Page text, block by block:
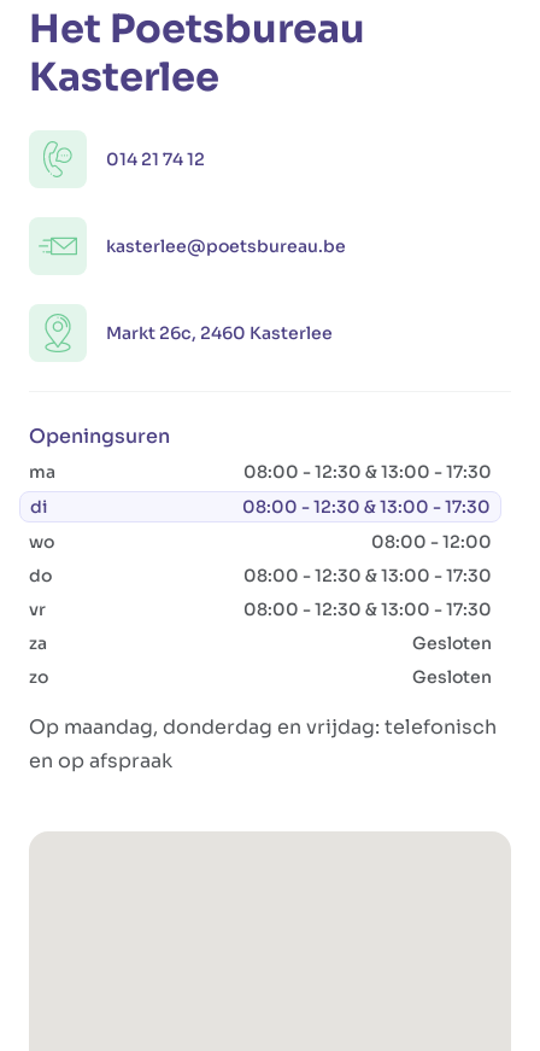
Het Poetsbureau
Kasterlee
014 21 74 12
kasterlee@poetsbureau.be
Markt 26c, 2460 Kasterlee
Openingsuren
ma
08:00 - 12:30 & 13:00 - 17:30
di
08:00 - 12:30 & 13:00 - 17:30
wo
08:00 - 12:00
do
08:00 - 12:30 & 13:00 - 17:30
vr
08:00 - 12:30 & 13:00 - 17:30
za
Gesloten
zo
Gesloten
Op maandag, donderdag en vrijdag: telefonisch
en op afspraak